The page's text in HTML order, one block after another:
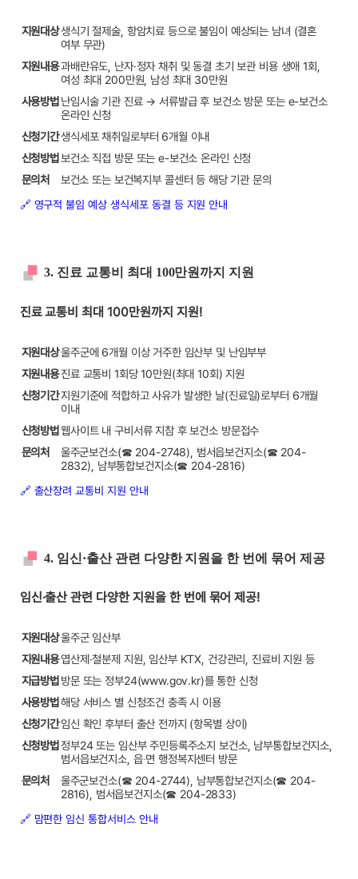
지원대상생식기 절제술, 항암치료 등으로 불임이 예상되는 남녀 (결혼
여부 무관)
지원내용과배란유도, 난자·정자 채취 및 동결 초기 보관 비용 생애 1회,
여성 최대 200만원, 남성 최대 30만원
사용방법 난임시술 기관 진료 → 서류발급 후 보건소 방문 또는 e-보건소
온라인 신청
신청기간생식세포 채취일로부터 6개월 이내
신청방법 보건소 직접 방문 또는 e-보건소 온라인 신청
문의처
보건소 또는 보건복지부 콜센터 등 해당 기관 문의
🔗 영구적 불임 예상 생식세포 동결 등 지원 안내
3. 진료 교통비 최대 100만원까지 지원
진료 교통비 최대 100만원까지 지원!
지원대상울주군에 6개월 이상 거주한 임산부 및 난임부부
지원내용진료 교통비 1회당 10만원(최대 10회) 지원
신청기간지원기준에 적합하고 사유가 발생한 날(진료일)로부터 6개월
이내
신청방법 웹사이트 내 구비서류 지참 후 보건소 방문접수
문의처
울주군보건소(☎ 204-2748), 범서읍보건지소(☎ 204-
2832), 남부통합보건지소(☎ 204-2816)
🔗 출산장려 교통비 지원 안내
4. 임신·출산 관련 다양한 지원을 한 번에 묶어 제공
임신·출산 관련 다양한 지원을 한 번에 묶어 제공!
지원대상울주군 임산부
지원내용엽산제·철분제 지원, 임산부 KTX, 건강관리, 진료비 지원 등
지급방법 방문 또는 정부24(www.gov.kr)를 통한 신청
사용방법 해당 서비스 별 신청조건 충족 시 이용
신청기간임신 확인 후부터 출산 전까지 (항목별 상이)
신청방법 정부24 또는 임산부 주민등록주소지 보건소, 남부통합보건지소,
범서읍보건지소, 읍∙면 행정복지센터 방문
문의처
울주군보건소(☎ 204-2744), 남부통합보건지소(☎ 204-
2816), 범서읍보건지소(☎ 204-2833)
🔗 맘편한 임신 통합서비스 안내